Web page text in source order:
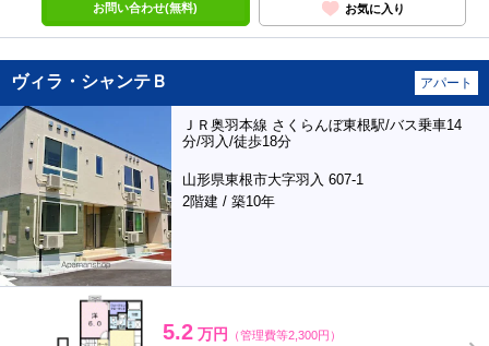
お問い合わせ(無料) お気に入り
ヴィラ・シャンテＢ アパート
ＪＲ奥羽本線 さくらんぼ東根駅/バス乗車14
分/羽入/徒歩18分
山形県東根市大字羽入 607-1
2階建 / 築10年
5.2 万円 （管理費等2,300円）